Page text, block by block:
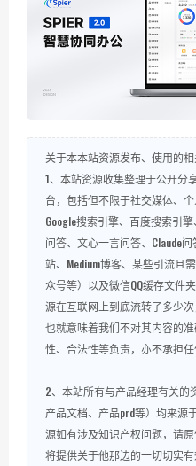
关于本本站资源发布、使用的相
1、本站资源收集整理于公开分
台，包括但不限于社交媒体、
Google搜索引擎、百度搜索引
问答、文心一言问答、Claude
站、Medium博客、某些引流且
众号等）以及微信QQ缓存文件
源在互联网上到底流转了多少
也就意味着我们不对其内容的
性、合法性等负责，亦不承担任
2、本站所有与产品经理有关的
产品文档、产品prd等）均来源
源如有涉及知识产权问题，请
将提供关于他那边的一切切实